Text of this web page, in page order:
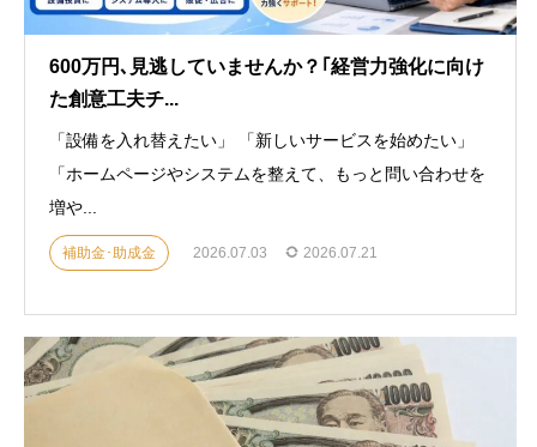
600万円､見逃していませんか？｢経営力強化に向け
た創意工夫チ...
「設備を入れ替えたい」 「新しいサービスを始めたい」
「ホームページやシステムを整えて、もっと問い合わせを
増や...
補助金･助成金 2026.07.03 2026.07.21